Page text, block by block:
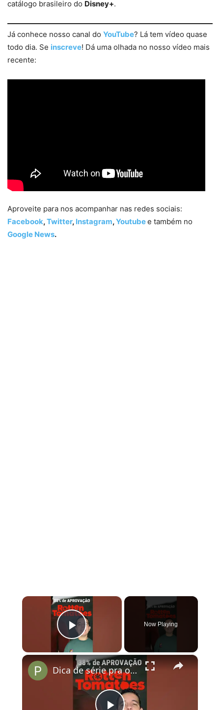
catálogo brasileiro do Disney+.
Já conhece nosso canal do YouTube? Lá tem vídeo quase
todo dia. Se inscreve! Dá uma olhada no nosso vídeo mais
recente:
Aproveite para nos acompanhar nas redes sociais:
Facebook,Twitter, Instagram,Youtubee também no
Google News.
×
Play Video
Now Playing
×
Dica de série pra os fãs de Wicked!